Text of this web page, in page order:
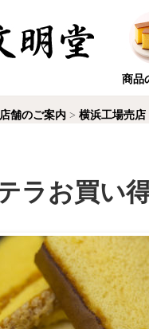
商品
店舗のご案内 > 横浜工場売店
ラお買い